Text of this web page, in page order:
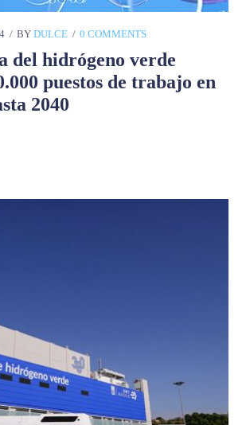
BYDULCE 0 COMMENTS
del hidrógeno verde
puestos de trabajo en
2040